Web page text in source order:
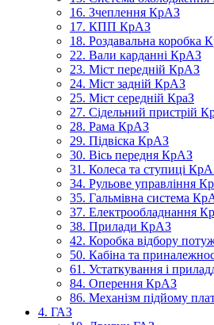
16. Зчеплення КрАЗ
17. КПП КрАЗ
18. Роздавальна коробка
22. Вали карданні КрАЗ
23. Міст передній КрАЗ
24. Міст задній КрАЗ
25. Міст середній КраЗ
27. Сідельний пристрій
28. Рама КрАЗ
29. Підвіска КрАЗ
30. Вісь передня КрАЗ
31. Колеса та ступиці
34. Рульове управління
35. Гальмівна система
37. Електрообладнання
38. Прилади КрАЗ
42. Коробка відбору
50. Кабіна та
61. Устаткування і
84. Оперення КрАЗ
86. Механізм підйому
4. ГАЗ